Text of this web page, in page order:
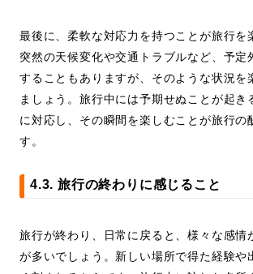
最後に、柔軟な対応力を持つことが旅行を
突然の天候変化や交通トラブルなど、予定
することもありますが、そのような状況を
ましょう。旅行中には予期せぬことが起き
に対応し、その瞬間を楽しむことが旅行の
す。
4.3. 旅行の終わりに感じること
旅行が終わり、日常に戻ると、様々な感情
が多いでしょう。新しい場所で得た経験や